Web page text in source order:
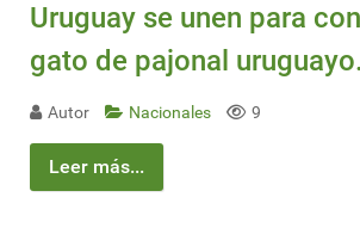
Uruguay se unen para
gato de pajonal uruguayo.
Autor Nacionales 9
Leer más...